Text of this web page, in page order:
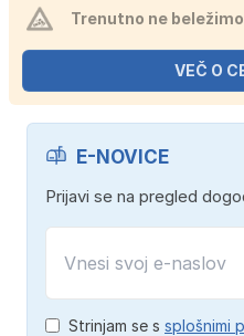
Trenutno ne
VEČ O
E-NOVICE
Prijavi se na pregled
Strinjam se s splošnimi